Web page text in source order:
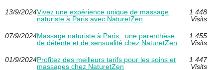
13/9/2024Vivez une expérience unique de massage
naturiste à Paris avec NaturetZen
1 448
Visits
07/9/2024Massage naturiste à Paris : une parenthèse
de détente et de sensualité chez NaturetZen
1 455
Visits
01/9/2024Profitez des meilleurs tarifs pour les soins et
massages chez NaturetZen
1 447
Visits